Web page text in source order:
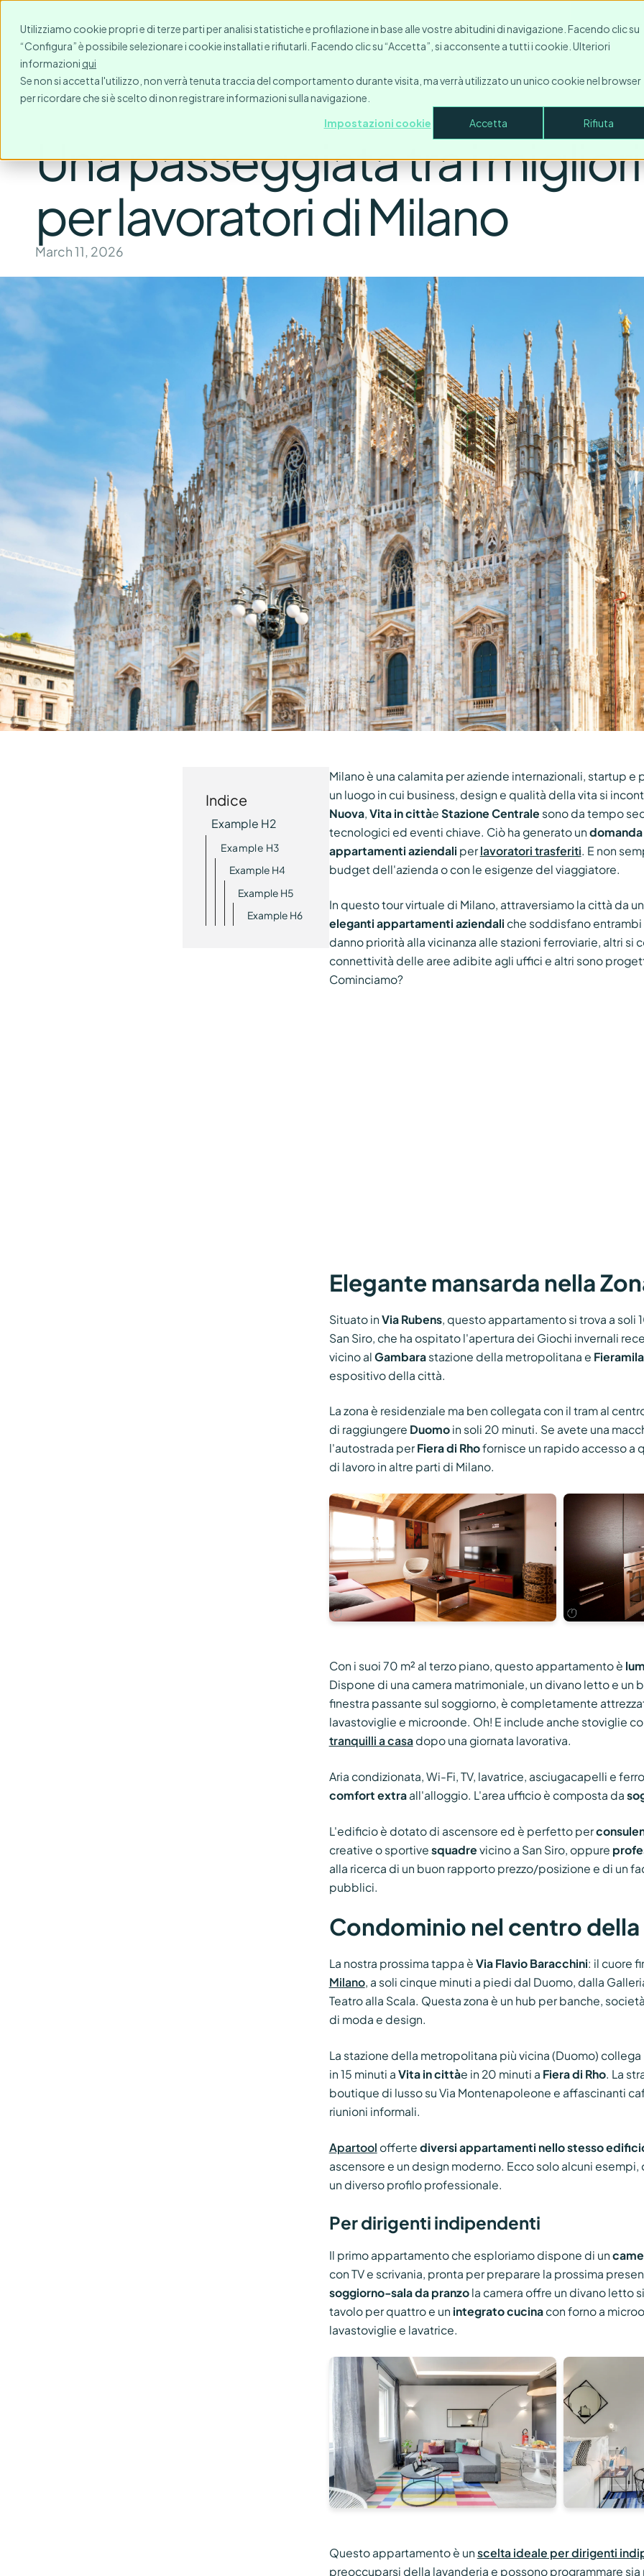
Utilizziamo cookie propri e di terze parti per analisi statistiche e profilazione in base alle vostre abitudini di navigazione. Facendo clic su
“Configura” è possibile selezionare i cookie installati e rifiutarli. Facendo clic su “Accetta”, si acconsente a tutti i cookie. Ulteriori
informazioni qui
Se non si accetta l'utilizzo, non verrà tenuta traccia del comportamento durante visita, ma verrà utilizzato un unico cookie nel browser
per ricordare che si è scelto di non registrare informazioni sulla navigazione.
Impostazioni cookie
Accetta Rifiuta
Per chi? Destinazioni Risorse Contatto Azienda Accesso Fare una
Una passeggiata tra i
per lavoratori di Milano
March 11, 2026
Indice
Example H2
Example H3
Example H4
Example H5
Example H6
Milano è una calamita per aziende internazionali, startup
un luogo in cui business, design e qualità della vita si
Nuova, Vita in cittàe Stazione Centrale sono da tempo
tecnologici ed eventi chiave. Ciò ha generato un
appartamenti aziendali perlavoratori trasferiti. E non
budget dell'azienda o con le esigenze del viaggiatore.
In questo tour virtuale di Milano, attraversiamo la città da
eleganti appartamenti aziendali che soddisfano
danno priorità alla vicinanza alle stazioni ferroviarie, altri si
connettività delle aree adibite agli uffici e altri sono
Cominciamo?
Elegante mansarda nella
Situato in Via Rubens, questo appartamento si trova a soli
San Siro, che ha ospitato l'apertura dei Giochi invernali
vicino al Gambarastazione della metropolitana e
espositivo della città.
La zona è residenziale ma ben collegata con il tram al
di raggiungere Duomoin soli 20 minuti. Se avete una
l'autostrada perFiera di Rhofornisce un rapido accesso a
di lavoro in altre parti di Milano.
Con i suoi 70 m² al terzo piano, questo appartamento è
Dispone di una camera matrimoniale, un divano letto e un
finestra passante sul soggiorno, è completamente
lavastoviglie e microonde. Oh! E include anche stoviglie
tranquilli a casa dopo una giornata lavorativa.
Aria condizionata, Wi-Fi, TV, lavatrice, asciugacapelli e
comfort extraall'alloggio. L'area ufficio è composta da
L'edificio è dotato di ascensore ed è perfetto per
creative o sportive squadre vicino a San Siro, oppure
alla ricerca di un buon rapporto prezzo/posizione e di un
pubblici.
Condominio nel centro
La nostra prossima tappa è Via Flavio Baracchini: il cuore
Milano, a soli cinque minuti a piedi dal Duomo, dalla
Teatro alla Scala. Questa zona è un hub per banche,
di moda e design.
La stazione della metropolitana più vicina (Duomo) collega
in 15 minuti a Vita in cittàe in 20 minuti a Fiera di Rho. La
boutique di lusso su Via Montenapoleone e affascinanti
riunioni informali.
Apartool offerte diversi appartamenti nello stesso
ascensore e un design moderno. Ecco solo alcuni
un diverso profilo professionale.
Per dirigenti indipendenti
Il primo appartamento che esploriamo dispone di un
con TV e scrivania, pronta per preparare la prossima
soggiorno-sala da pranzola camera offre un divano letto
tavolo per quattro e un integratocucinacon forno a
lavastoviglie e lavatrice.
Questo appartamento è un scelta ideale per dirigenti
preoccuparsi della lavanderia e possono programmare sia